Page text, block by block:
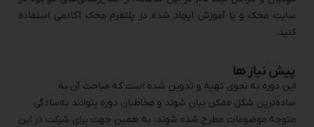
سایت محک و یا آموزش ایجاد شده در پلتفرم محک آکادمی استفاده
کنید.
پیش نیاز ها
این دوره به نحوی تهیه و تدوین شده است که مباحث آن به
ساده‌ترین شکل ممکن بیان شوند و مخاطبان دوره بتوانند به‌سادگی
متوجه موضوعات مطرح شده شوند. به همین جهت برای شرکت در این